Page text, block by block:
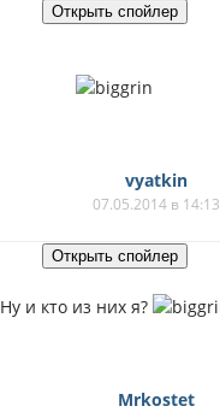
vyatkin
07.05.2014 в 14:13
Ну и кто из них я?
Mrkostet